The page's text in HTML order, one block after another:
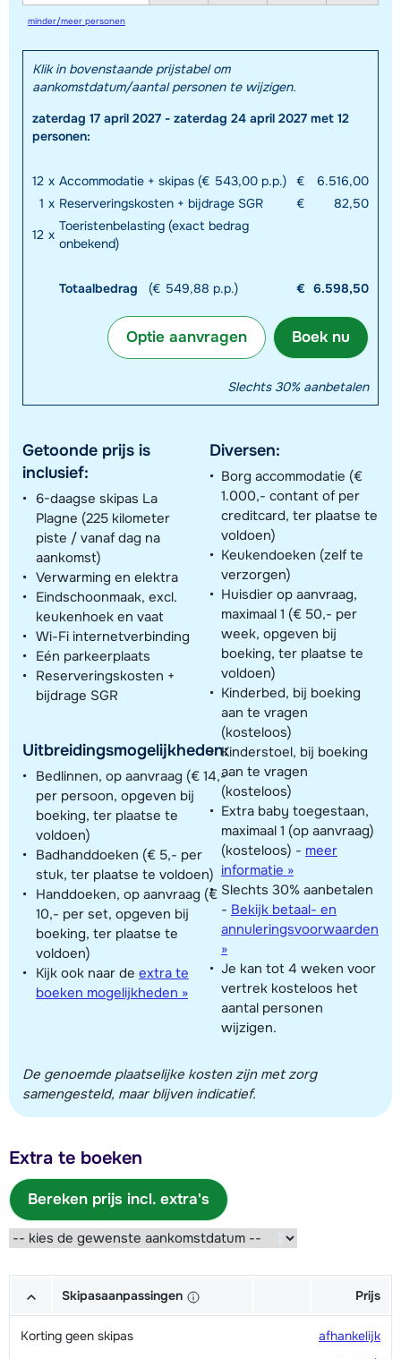
minder/meer personen
Klik in bovenstaande prijstabel om
aankomstdatum/aantal personen te wijzigen.
zaterdag 17 april 2027 - zaterdag 24 april 2027 met 12
personen:
12 x Accommodatie + skipas (€ 543,00 p.p.) €
6.516,00
1 x Reserveringskosten + bijdrage SGR €
82,50
12 x
Toeristenbelasting (exact bedrag
onbekend)
Totaalbedrag (€ 549,88 p.p.) € 6.598,50
Boek nu
Optie aanvragen
Slechts 30% aanbetalen
Getoonde prijs is
inclusief:
6-daagse skipas La
Plagne (225 kilometer
piste / vanaf dag na
aankomst)
Verwarming en elektra
Eindschoonmaak, excl.
keukenhoek en vaat
Wi-Fi internetverbinding
Eén parkeerplaats
Reserveringskosten +
bijdrage SGR
Uitbreidingsmogelijkheden:
Bedlinnen, op aanvraag (€ 14,-
per persoon, opgeven bij
boeking, ter plaatse te
voldoen)
Badhanddoeken (€ 5,- per
stuk, ter plaatse te voldoen)
Handdoeken, op aanvraag (€
10,- per set, opgeven bij
boeking, ter plaatse te
voldoen)
Kijk ook naar de extra te
boeken mogelijkheden »
Diversen:
Borg accommodatie (€
1.000,- contant of per
creditcard, ter plaatse te
voldoen)
Keukendoeken (zelf te
verzorgen)
Huisdier op aanvraag,
maximaal 1 (€ 50,- per
week, opgeven bij
boeking, ter plaatse te
voldoen)
Kinderbed, bij boeking
aan te vragen
(kosteloos)
Kinderstoel, bij boeking
aan te vragen
(kosteloos)
Extra baby toegestaan,
maximaal 1 (op aanvraag)
(kosteloos) - meer
informatie »
Slechts 30% aanbetalen
- Bekijk betaal- en
annuleringsvoorwaarden
»
Je kan tot 4 weken voor
vertrek kosteloos het
aantal personen
wijzigen.
De genoemde plaatselijke kosten zijn met zorg
samengesteld, maar blijven indicatief.
Extra te boeken
Bereken prijs incl. extra's
Skipasaanpassingen Prijs
Korting geen skipas
afhankelijk